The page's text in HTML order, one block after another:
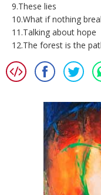
9.These lies
10.What if nothing
11.Talking about hope
12.The forest is the